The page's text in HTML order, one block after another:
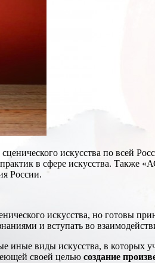
искусства по всей
в сфере искусства.
России.
искусства, но готовы
и вступать во
иные виды искусства, в которых
своей целью создание